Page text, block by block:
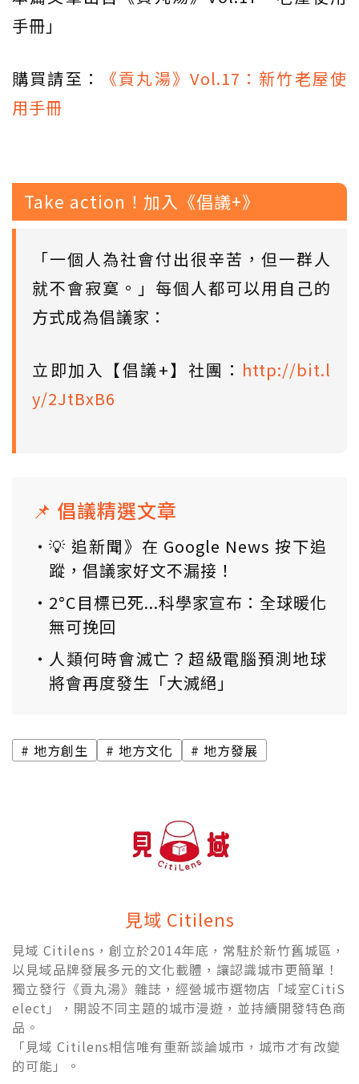
手冊」
購買請至：
《貢丸湯》Vol.17：新竹老屋使
用手冊
Take action！加入《倡議+》
「一個人為社會付出很辛苦，但一群人
就不會寂寞。」每個人都可以用自己的
方式成為倡議家：
立即加入【倡議+】社團： http://bit.l
y/2JtBxB6
📌 倡議精選文章
💡 追新聞》在 Google News 按下追
蹤，倡議家好文不漏接！
2°C目標已死...科學家宣布：全球暖化
無可挽回
人類何時會滅亡？超級電腦預測地球
將會再度發生「大滅絕」
地方創生 地方文化 地方發展
見域 Citilens
見域 Citilens，創立於2014年底，常駐於新竹舊城區，
以見域品牌發展多元的文化載體，讓認識城市更簡單！
獨立發行《貢丸湯》雜誌，經營城市選物店「域室CitiS
elect」，開設不同主題的城市漫遊，並持續開發特色商
品。
「見域 Citilens相信唯有重新談論城市，城市才有改變
的可能」。